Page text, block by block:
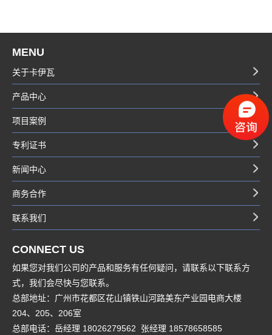
MENU
关于卡伊瓦
产品中心
项目案例
专利证书
新闻中心
商务合作
联系我们
CONNECT US
如果您对我们公司的产品和服务有任何疑问，请联系以下联系方
式，我们会尽快与您联系。
总部地址：广州市花都区花山镇铁山河路美东产业园电商大楼
204、205、206室
总部电话：岳经理 18026279562 张经理 18578658585